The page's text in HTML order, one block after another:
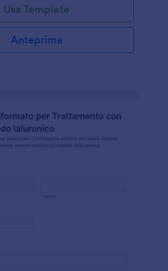
Usa Template
Anteprima